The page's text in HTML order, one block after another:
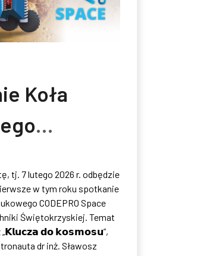
Koła
tj. 7 lutego 2026 r. odbędzie
w tym roku spotkanie
CODEPRO Space
Świętokrzyskiej. Temat
„𝗞𝗹𝘂𝗰𝘇𝗮 𝗱𝗼 𝗸𝗼𝘀𝗺𝗼𝘀𝘂”,
dr inż. Sławosz